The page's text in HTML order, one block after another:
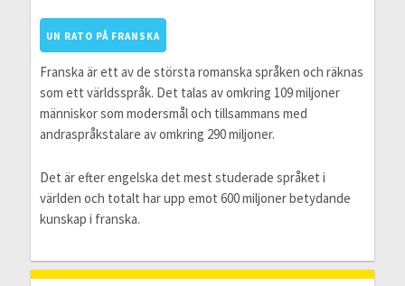
UN RATO PÅ FRANSKA
Franska är ett av de största romanska språken och räknas
som ett världsspråk. Det talas av omkring 109 miljoner
människor som modersmål och tillsammans med
andraspråkstalare av omkring 290 miljoner.
Det är efter engelska det mest studerade språket i
världen och totalt har upp emot 600 miljoner betydande
kunskap i franska.